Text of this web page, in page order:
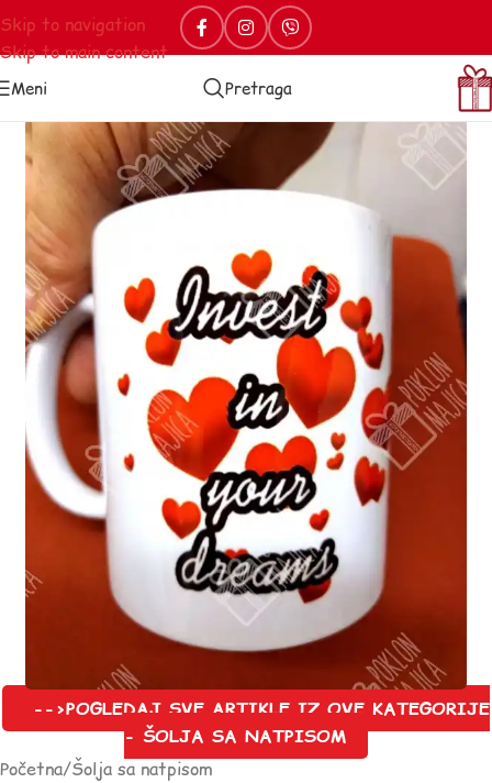
Skip to navigation
Skip to main content
Meni Pretraga
-->POGLEDAJ SVE ARTIKLE IZ OVE KATEGORIJE
- ŠOLJA SA NATPISOM
Početna/Šolja sa natpisom